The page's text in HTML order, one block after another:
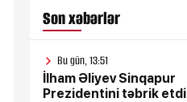
Son xəbərlər
Bu gün, 13:51
İlham Əliyev Sinqapur
Prezidentini təbrik etdi